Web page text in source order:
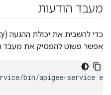
מעבד הודעות
אפשר פשוט להפסיק את מעבד
bin/apigee-service